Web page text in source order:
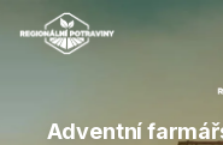
Adventní